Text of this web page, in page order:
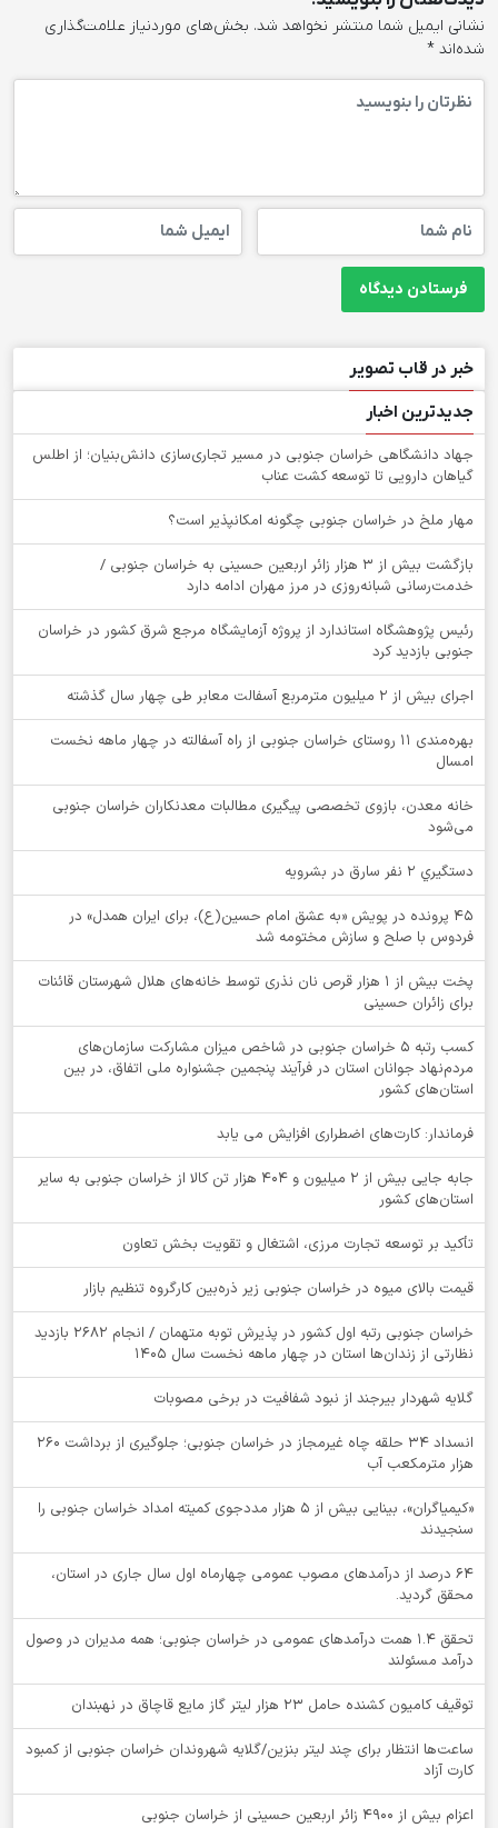
نشانی ایمیل شما منتشر نخواهد شد. بخش‌های موردنیاز علامت‌گذاری
شده‌اند *
خبر در قاب تصویر
جدیدترین اخبار
جهاد دانشگاهی خراسان جنوبی در مسیر تجاری‌سازی دانش‌بنیان؛ از اطلس
گیاهان دارویی تا توسعه کشت عناب
‌مهار ملخ در خراسان جنوبی چگونه امکانپذیر است؟
بازگشت بیش از ۳ هزار زائر اربعین حسینی به خراسان جنوبی /
خدمت‌رسانی شبانه‌روزی در مرز مهران ادامه دارد
رئیس پژوهشگاه استاندارد از پروژه آزمایشگاه مرجع شرق کشور در خراسان
جنوبی بازدید کرد
اجرای بیش از ۲ میلیون مترمربع آسفالت معابر طی چهار سال گذشته
بهره‌مندی ۱۱ روستای خراسان جنوبی از راه آسفالته در چهار ماهه نخست
امسال
خانه معدن، بازوی تخصصی پیگیری مطالبات معدنکاران خراسان جنوبی
می‌شود
دستگيري 2 نفر سارق در بشرويه
۴۵ پرونده در پویش «به عشق امام حسین(ع)، برای ایران همدل» در
فردوس با صلح و سازش مختومه شد
پخت بیش از 1 هزار قرص نان نذری توسط خانه‌های هلال شهرستان قائنات
برای زائران حسینی
کسب رتبه ۵ خراسان جنوبی در شاخص میزان مشارکت سازمان‌های
مردم‌نهاد جوانان استان در فرآیند پنجمین جشنواره ملی اتفاق، در بین
استان‌های کشور
فرماندار: کارت‌های اضطراری افزایش می یابد
جابه جایی بیش از 2 میلیون و 404 هزار تن کالا از خراسان جنوبی به سایر
استان‌های کشور
تأکید بر توسعه تجارت مرزی، اشتغال و تقویت بخش تعاون
قیمت بالای میوه در خراسان جنوبی زیر ذره‌بین کارگروه تنظیم بازار
خراسان جنوبی رتبه اول کشور در پذیرش توبه متهمان / انجام ۲۶۸۲ بازدید
نظارتی از زندان‌ها استان در چهار ماهه نخست سال 1405
گلایه شهردار بیرجند از نبود شفافیت در برخی مصوبات
انسداد ۳۴ حلقه چاه غیرمجاز در خراسان جنوبی؛ جلوگیری از برداشت ۲۶۰
هزار مترمکعب آب
«کیمیاگران»، بینایی بیش از ۵ هزار مددجوی کمیته امداد خراسان جنوبی را
سنجیدند
64 درصد از درآمدهای مصوب عمومی چهارماه اول سال جاری در استان،
محقق گردید.
تحقق ۱.۴ همت درآمدهای عمومی در خراسان جنوبی؛ همه مدیران در وصول
درآمد مسئولند
توقيف کامیون کشنده حامل 23 هزار لیتر گاز مایع قاچاق در نهبندان
ساعت‌ها انتظار برای چند لیتر بنزین/گلایه شهروندان خراسان جنوبی از کمبود
کارت آزاد
اعزام بیش از 4900 زائر اربعین حسینی از خراسان جنوبی